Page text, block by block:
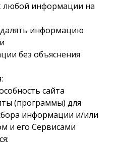
любой информации на
информацию
без объяснения
сайта
(программы) для
информации и/или
и его Сервисами